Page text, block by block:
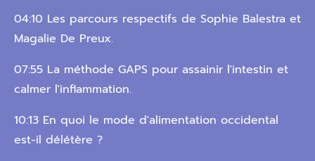
04:10 Les parcours respectifs de Sophie Balestra et
Magalie De Preux.
07:55 La méthode GAPS pour assainir l'intestin et
calmer l'inflammation.
10:13 En quoi le mode d'alimentation occidental
est-il délétère ?